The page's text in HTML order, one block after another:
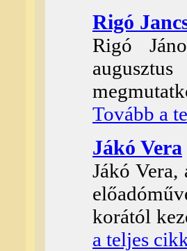
Rigó
Rigó
Tovább a
Jákó Vera
Jákó Vera,
korától
a teljes